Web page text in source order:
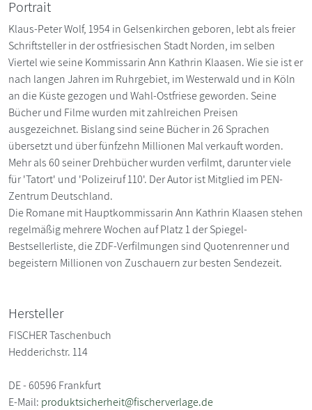
Portrait
Klaus-Peter Wolf, 1954 in Gelsenkirchen geboren, lebt als freier
Schriftsteller in der ostfriesischen Stadt Norden, im selben
Viertel wie seine Kommissarin Ann Kathrin Klaasen. Wie sie ist er
nach langen Jahren im Ruhrgebiet, im Westerwald und in Köln
an die Küste gezogen und Wahl-Ostfriese geworden. Seine
Bücher und Filme wurden mit zahlreichen Preisen
ausgezeichnet. Bislang sind seine Bücher in 26 Sprachen
übersetzt und über fünfzehn Millionen Mal verkauft worden.
Mehr als 60 seiner Drehbücher wurden verfilmt, darunter viele
für 'Tatort' und 'Polizeiruf 110'. Der Autor ist Mitglied im PEN-
Zentrum Deutschland.
Die Romane mit Hauptkommissarin Ann Kathrin Klaasen stehen
regelmäßig mehrere Wochen auf Platz 1 der Spiegel-
Bestsellerliste, die ZDF-Verfilmungen sind Quotenrenner und
begeistern Millionen von Zuschauern zur besten Sendezeit.
Hersteller
FISCHER Taschenbuch
Hedderichstr. 114
DE - 60596 Frankfurt
E-Mail: produktsicherheit@fischerverlage.de